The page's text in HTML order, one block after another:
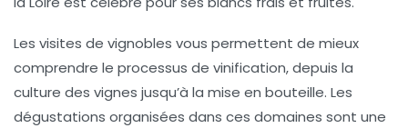
Les visites de vignobles vous permettent de mieux
comprendre le processus de vinification, depuis la
culture des vignes jusqu’à la mise en bouteille. Les
dégustations organisées dans ces domaines sont une